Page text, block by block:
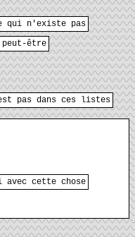
qui n'existe pas
être
pas dans ces listes